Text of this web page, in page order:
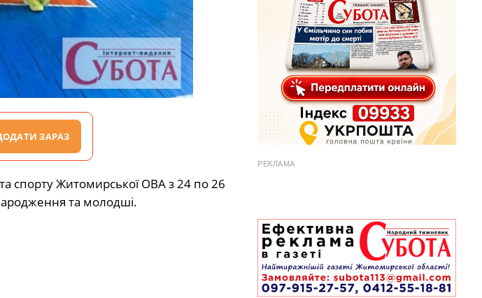
ЗАРАЗ
спорту Житомирської ОВА з 24 по 26
та молодші.
РЕКЛАМА